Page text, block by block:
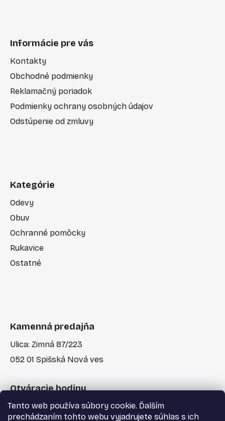
Tento web používa súbory cookie. Ďalším
prechádzaním tohto webu vyjadrujete súhlas s ich
Informácie pre vás
Kontakty
Obchodné podmienky
Reklamačný poriadok
Podmienky ochrany osobných údajov
Odstúpenie od zmluvy
Kategórie
Odevy
Obuv
Ochranné pomôcky
Rukavice
Ostatné
Kamenná predajňa
Ulica: Zimná 87/223
052 01 Spišská Nová ves
Otváracie hodiny
Po-Pia: 7:30 - 17:00